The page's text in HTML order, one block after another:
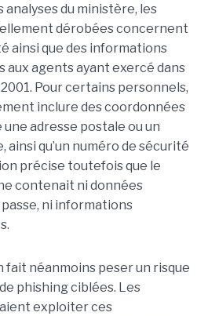
analyses du ministère, les
dérobées concernent
ainsi que des informations
aux agents ayant exercé dans
Pour certains personnels,
inclure des coordonnées
adresse postale ou un
ainsi qu’un numéro de sécurité
précise toutefois que le
contenait ni données
ni informations
néanmoins peser un risque
phishing ciblées. Les
exploiter ces